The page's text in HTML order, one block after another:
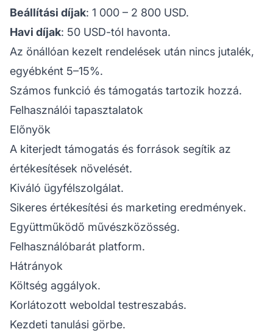
Beállítási díjak: 1 000 – 2 800 USD.
Havi díjak: 50 USD-tól havonta.
Az önállóan kezelt rendelések után nincs jutalék,
egyébként 5–15%.
Számos funkció és támogatás tartozik hozzá.
Felhasználói tapasztalatok
Előnyök
A kiterjedt támogatás és források segítik az
értékesítések növelését.
Kiváló ügyfélszolgálat.
Sikeres értékesítési és marketing eredmények.
Együttműködő művészközösség.
Felhasználóbarát platform.
Hátrányok
Költség aggályok.
Korlátozott weboldal testreszabás.
Kezdeti tanulási görbe.